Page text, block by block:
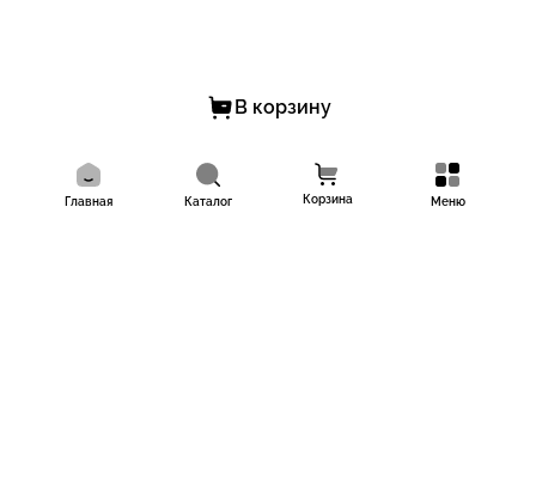
В корзину
Главная Каталог Корзина Меню